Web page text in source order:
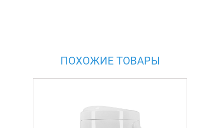
ПОХОЖИЕ ТОВАРЫ